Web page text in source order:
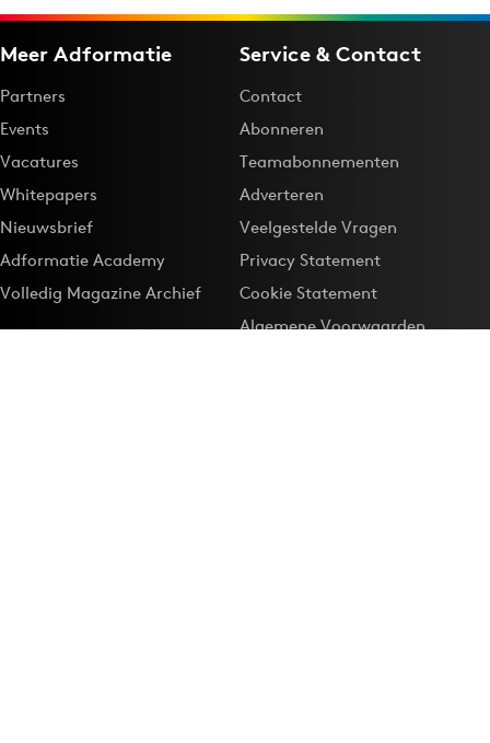
Meer Adformatie
Partners
Events
Vacatures
Whitepapers
Nieuwsbrief
Adformatie Academy
Volledig Magazine Archief
Service & Contact
Contact
Abonneren
Teamabonnementen
Adverteren
Veelgestelde Vragen
Privacy Statement
Cookie Statement
Algemene Voorwaarden